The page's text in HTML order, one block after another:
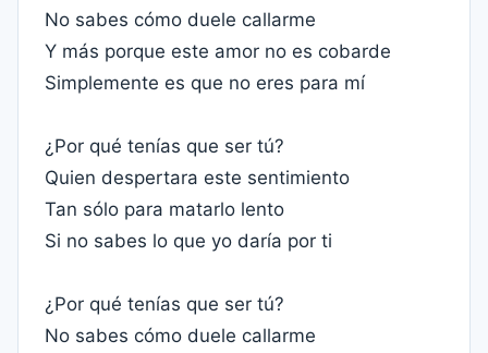
No sabes cómo duele callarme
Y más porque este amor no es cobarde
Simplemente es que no eres para mí
¿Por qué tenías que ser tú?
Quien despertara este sentimiento
Tan sólo para matarlo lento
Si no sabes lo que yo daría por ti
¿Por qué tenías que ser tú?
No sabes cómo duele callarme